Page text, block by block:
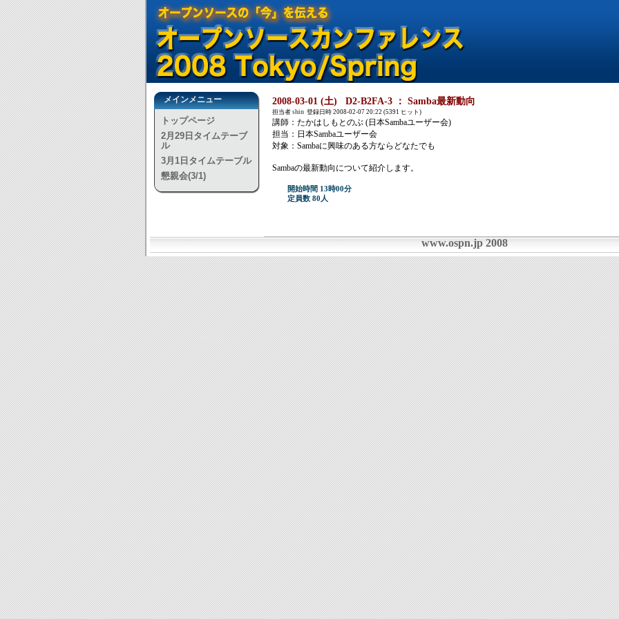
メインメニュー
トップページ
2月29日タイムテーブ
ル
3月1日タイムテーブル
懇親会(3/1)
2008-03-01 (土) D2-B2FA-3 ： Samba最新動向
担当者 shin 登録日時 2008-02-07 20:22 (5391 ヒット)
講師：たかはしもとのぶ (日本Sambaユーザー会)
担当：日本Sambaユーザー会
対象：Sambaに興味のある方ならどなたでも
Sambaの最新動向について紹介します。
開始時間 13時00分
定員数 80人
www.ospn.jp 2008